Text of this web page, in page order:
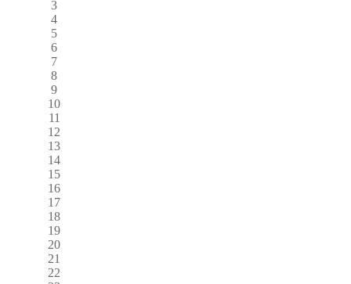
3
4
5
6
7
8
9
10
11
12
13
14
15
16
17
18
19
20
21
22